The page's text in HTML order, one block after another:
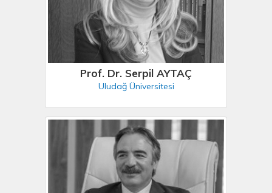
Prof. Dr. Serpil AYTAÇ
Uludağ Üniversitesi